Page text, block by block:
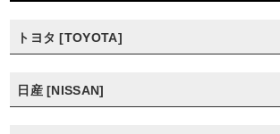
トヨタ [TOYOTA]
日産 [NISSAN]